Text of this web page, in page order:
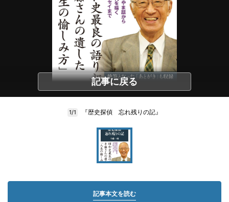
記事に戻る
1/1 『歴史探偵 忘れ残りの記』
記事本文を読む